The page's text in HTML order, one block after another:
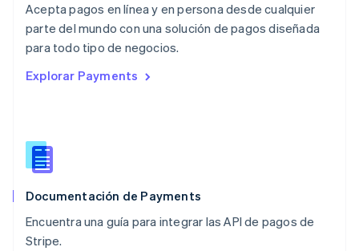
Acepta pagos en línea y en persona desde cualquier
parte del mundo con una solución de pagos diseñada
para todo tipo de negocios.
Explorar Payments
Documentación de Payments
Encuentra una guía para integrar las API de pagos de
Stripe.
English
Nueva Zelandia
English
NederlandsEnglish
Português
RAE de Hong Kong, China
Reino Unido
República Checa
English